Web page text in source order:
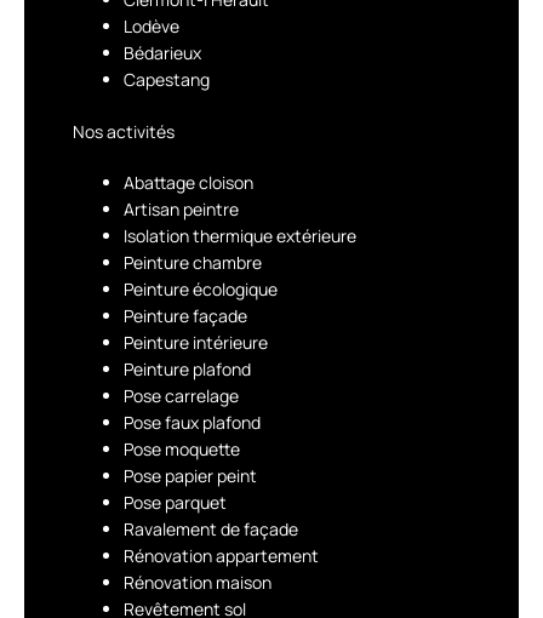
Lodève
Bédarieux
Capestang
Nos activités
Abattage cloison
Artisan peintre
Isolation thermique extérieure
Peinture chambre
Peinture écologique
Peinture façade
Peinture intérieure
Peinture plafond
Pose carrelage
Pose faux plafond
Pose moquette
Pose papier peint
Pose parquet
Ravalement de façade
Rénovation appartement
Rénovation maison
Revêtement sol